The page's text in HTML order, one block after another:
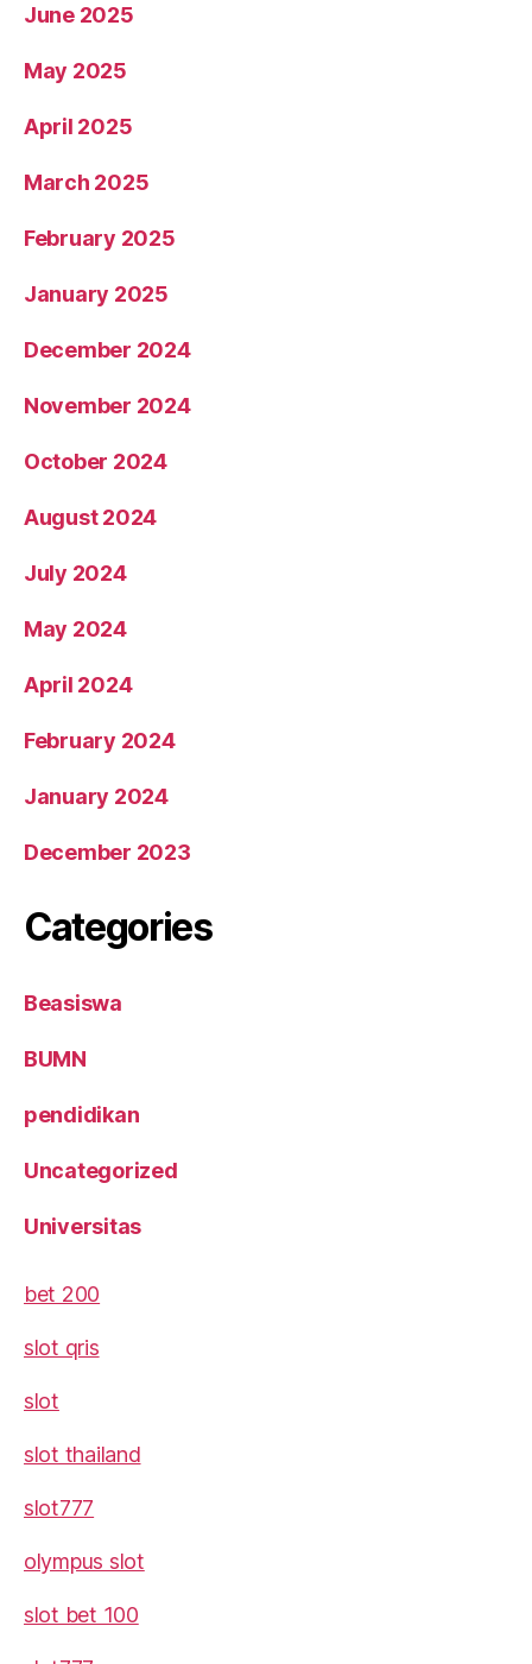
June 2025
May 2025
April 2025
March 2025
February 2025
January 2025
December 2024
November 2024
October 2024
August 2024
July 2024
May 2024
April 2024
February 2024
January 2024
December 2023
Categories
Beasiswa
BUMN
pendidikan
Uncategorized
Universitas
bet 200
slot qris
slot
slot thailand
slot777
olympus slot
slot bet 100